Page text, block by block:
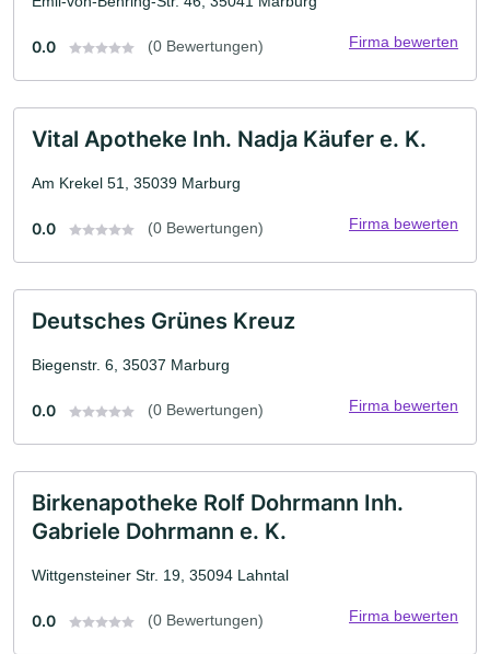
0.0 (0 Bewertungen) Firma bewerten
Vital Apotheke Inh. Nadja Käufer e. K.
Am Krekel 51, 35039 Marburg
0.0 (0 Bewertungen) Firma bewerten
Deutsches Grünes Kreuz
Biegenstr. 6, 35037 Marburg
0.0 (0 Bewertungen) Firma bewerten
Birkenapotheke Rolf Dohrmann Inh.
Gabriele Dohrmann e. K.
Wittgensteiner Str. 19, 35094 Lahntal
0.0 (0 Bewertungen) Firma bewerten